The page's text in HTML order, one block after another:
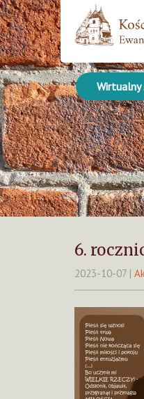
Wirtualny
6.
2023-10-07 |